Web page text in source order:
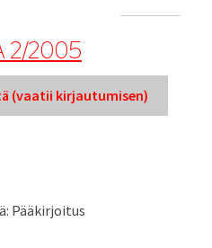
2/2005
(vaatii kir­jau­tu­misen)
Pääkirjoitus